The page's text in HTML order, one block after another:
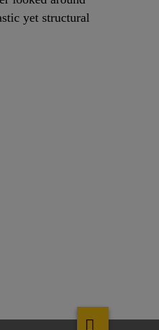
yet structural